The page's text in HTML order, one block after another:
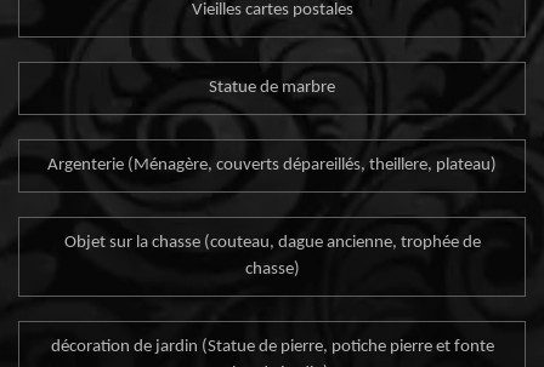
Vieilles cartes postales
Statue de marbre
Argenterie (Ménagère, couverts dépareillés, theillere, plateau)
Objet sur la chasse (couteau, dague ancienne, trophée de
chasse)
décoration de jardin (Statue de pierre, potiche pierre et fonte